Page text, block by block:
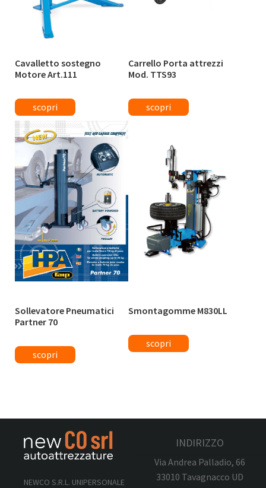
Cavalletto sostegno
Motore Art.111
Carrello Porta attrezzi
Mod. TTS93
Sollevatore Pneumatici
Partner 70
Smontagomme M830LL
NEWCO S.R.L. UNIPERSONALE
INDIRIZZO
Via Andrea Palladio, 66
33010 Tavagnacco UD